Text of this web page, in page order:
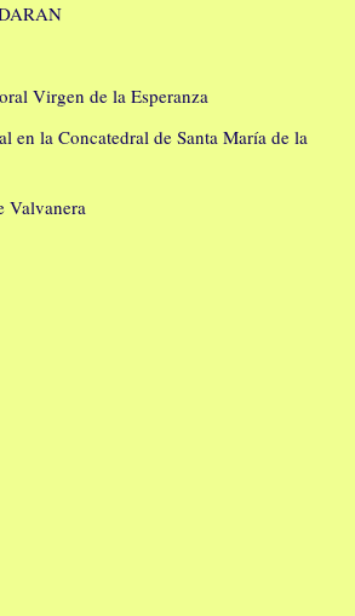
Virgen de la Esperanza
en la Concatedral de Santa María de la
Valvanera